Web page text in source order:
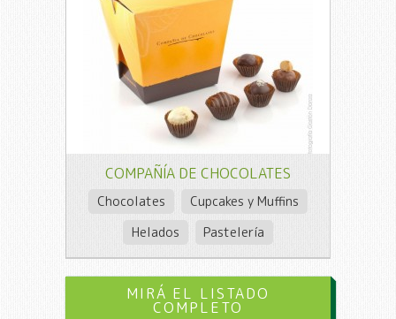
COMPAÑÍA DE CHOCOLATES
Chocolates
Cupcakes y Muffins
Helados
Pastelería
MIRÁ EL LISTADO
COMPLETO